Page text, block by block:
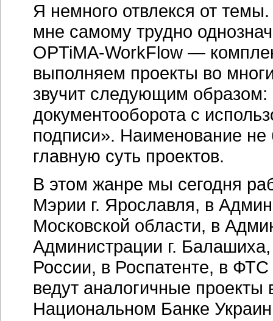
Я немного отвлекся от
мне самому трудно
OPTiMA-WorkFlow —
выполняем проекты во
звучит следующим образом:
документооборота с
подписи». Наименование не
главную суть проектов.
В этом жанре мы сегодня
Мэрии г. Ярославля, в
Московской области, в
Администрации г.
России, в Роспатенте, в
ведут аналогичные
Национальном Банке